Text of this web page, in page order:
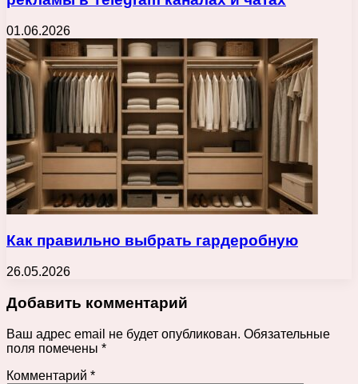
01.06.2026
Как правильно выбрать гардеробную
26.05.2026
Добавить комментарий
Ваш адрес email не будет опубликован. Обязательные
поля помечены *
Комментарий *